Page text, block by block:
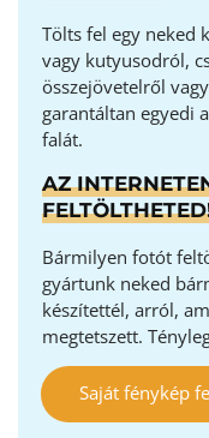
Tölts fel egy neked
vagy kutyusodról,
összejövetelről
garantáltan egyedi
falát.
AZ
Bármilyen fotót
gyártunk neked
készítettél, arról,
megtetszett.
Saját fénykép